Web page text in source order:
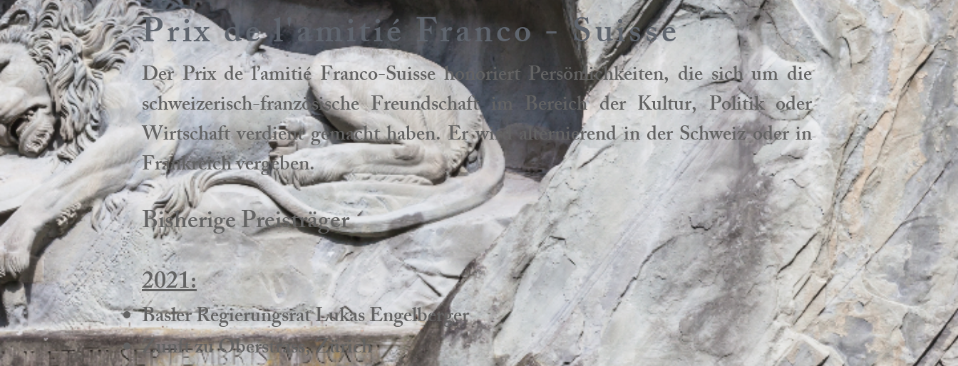
Prix de l'amitié Franco - Suisse
Der Prix de l’amitié Franco-Suisse honoriert Persönlichkeiten, die sich um die
schweizerisch-französische Freundschaft im Bereich der Kultur, Politik oder
Wirtschaft verdient gemacht haben. Er wird alternierend in der Schweiz oder in
Frankreich vergeben.
Bisherige Preisträger
2021:
Basler Regierungsrat Lukas Engelberger
Zunft zu Oberstrass, Zürich